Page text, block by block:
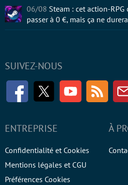
SUIVEZ-NOUS
FacebookTwitter Youtube RSS
ENTREPRISE
Confidentialité et Cookies
Mentions légales et CGU
Préférences Cookies
À
06/08 Steam : cet action-
passer à 0 €, mais ça ne